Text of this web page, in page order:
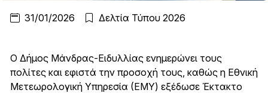
31/01/2026 Δελτία Τύπου 2026
Ο Δήμος Μάνδρας-Ειδυλλίας ενημερώνει τους
πολίτες και εφιστά την προσοχή τους, καθώς η Εθνική
Μετεωρολογική Υπηρεσία (ΕΜΥ) εξέδωσε Έκτακτο